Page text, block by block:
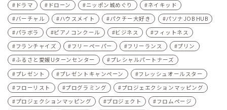
ドラマ
ドローン ニッポン城めぐり
ネイキッド
バーチャル
ハウスメイト パクチー大好き
パソナJOB HUB
パラボラ
ピアノコンクール ビジネス
フィットネス
フランチャイズ
フリーペーパー フリーランス
プリン
ふるさと愛媛Uターンセンター
プレシャルパートナーズ
プレゼント
プレゼントキャンペーン
フレッシュオールスター
フローリスト
プログラミング
プロジェエクションマッピング
プロジェクションマッピング
プロジェクト
フロムページ